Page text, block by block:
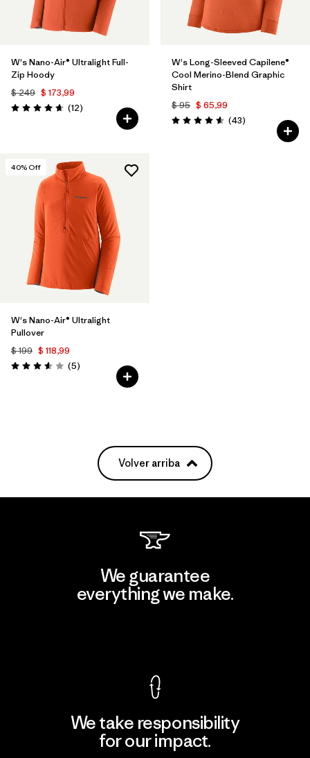
W's Nano-Air® Ultralight Full-
Zip Hoody
$ 249 $ 173,99
Valoración: 4.7 / 5
(12Comentarios
)
W's Long-Sleeved Capilene®
Cool Merino-Blend Graphic
Shirt
$ 95 $ 65,99
Valoración: 4.6 / 5
(43Comentarios
)
40% Off
W's Nano-Air® Ultralight
Pullover
$ 199 $ 118,99
Valoración: 3.6 / 5
(5Comentarios
)
Volver arriba
We guarantee
everything we make.
We take responsibility
for our impact.